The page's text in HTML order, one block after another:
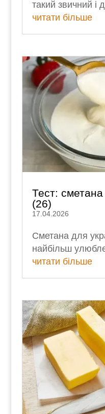
такий звичний і
читати більше
Тест:
(26)
17.04.2026
Сметана для
найбільш
читати більше